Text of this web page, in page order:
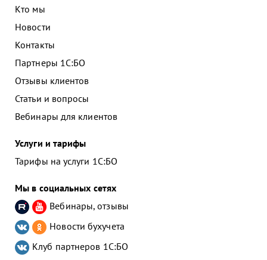
Кто мы
Новости
Контакты
Партнеры 1С:БО
Отзывы клиентов
Статьи и вопросы
Вебинары для клиентов
Услуги и тарифы
Тарифы на услуги 1С:БО
Мы в социальных сетях
Вебинары, отзывы
Новости бухучета
Клуб партнеров 1С:БО